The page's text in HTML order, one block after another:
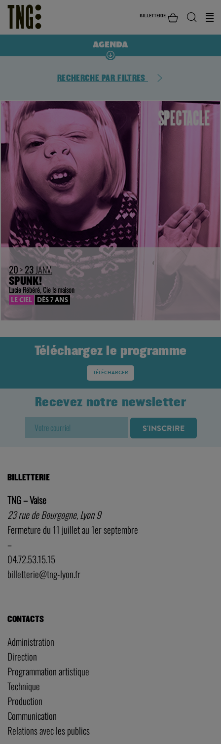
BILLETTERIE
AGENDA
RECHERCHE PAR FILTRES
20>23 JANV.
SPUNK!
Lucie Rébéré, Cie la maison
LE CIEL DÈS 7 ANS
Téléchargez le programme
TÉLÉCHARGER
Recevez notre newsletter
BILLETTERIE
TNG – Vaise
23 rue de Bourgogne, Lyon 9
Fermeture du 11 juillet au 1er septembre
–
04.72.53.15.15
billetterie@tng-lyon.fr
CONTACTS
Administration
Direction
Programmation artistique
Technique
Production
Communication
Relations avec les publics